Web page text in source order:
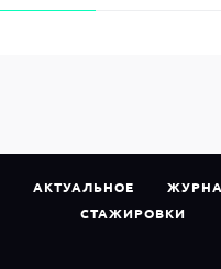
АКТУАЛЬНОЕ
СТАЖИРОВКИ